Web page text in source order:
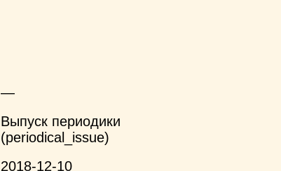
—
Выпуск периодики
(periodical_issue)
2018-12-10